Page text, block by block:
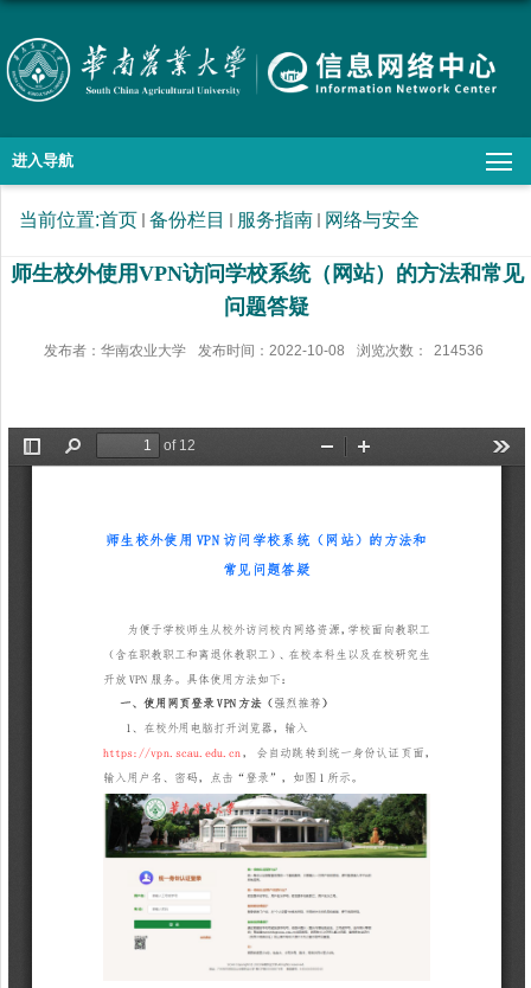
进入导航
当前位置:首页 备份栏目 服务指南 网络与安全
师生校外使用VPN访问学校系统（网站）的方法和常见
问题答疑
发布者：华南农业大学 发布时间：2022-10-08 浏览次数： 214536